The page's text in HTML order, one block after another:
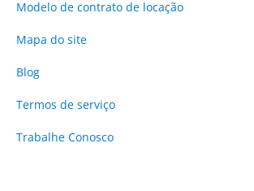
Modelo de contrato de locação
Mapa do site
Blog
Termos de serviço
Trabalhe Conosco